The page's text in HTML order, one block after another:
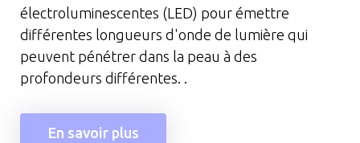
électroluminescentes (LED) pour émettre
différentes longueurs d'onde de lumière qui
peuvent pénétrer dans la peau à des
profondeurs différentes. .
En savoir plus